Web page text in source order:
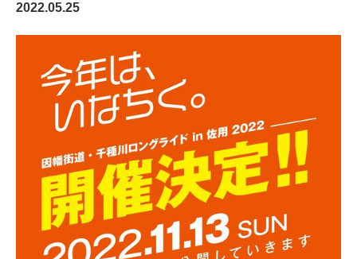
2022.05.25